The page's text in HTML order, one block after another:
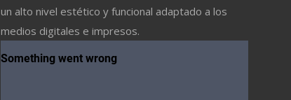
un alto nivel estético y funcional adaptado a los
medios digitales e impresos.